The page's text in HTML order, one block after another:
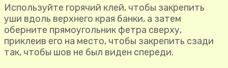
Используйте горячий клей, чтобы закрепить
уши вдоль верхнего края банки, а затем
оберните прямоугольник фетра сверху,
приклеив его на место, чтобы закрепить сзади
так, чтобы шов не был виден спереди.